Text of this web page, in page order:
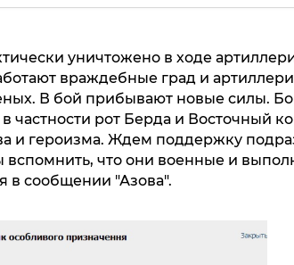
уничтожено в ходе
враждебные град и
В бой прибывают новые силы.
частности рот Берда и Восточный
и героизма. Ждем поддержку
что они военные и
в сообщении "Азова".